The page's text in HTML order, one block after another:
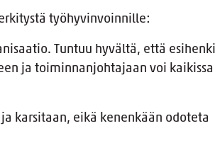
työhyvinvoinnille:
Tuntuu hyvältä, että
ja toiminnanjohtajaan voi kaikissa
karsitaan, eikä kenenkään odoteta